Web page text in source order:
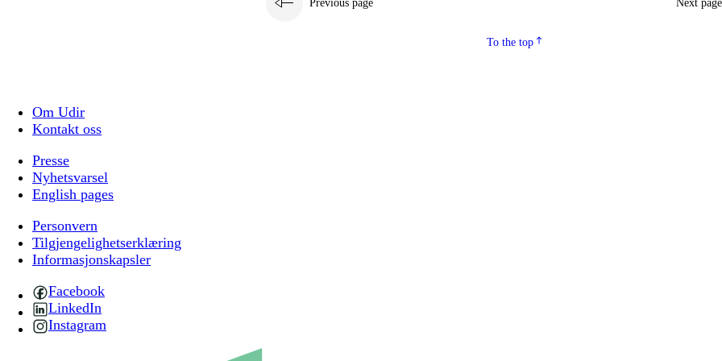
Previous page Next page
To the top
Om Udir
Kontakt oss
Presse
Nyhetsvarsel
English pages
Personvern
Tilgjengelighetserklæring
Informasjonskapsler
Facebook
LinkedIn
Instagram